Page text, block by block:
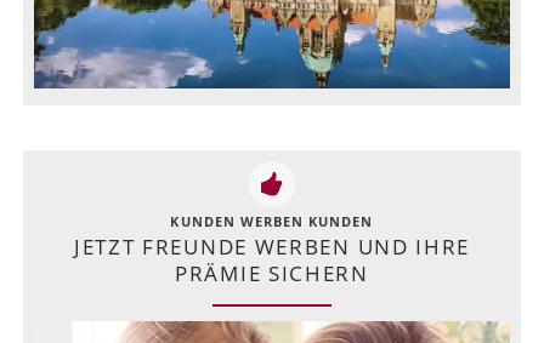
KUNDEN WERBEN KUNDEN
JETZT FREUNDE WERBEN UND IHRE
PRÄMIE SICHERN